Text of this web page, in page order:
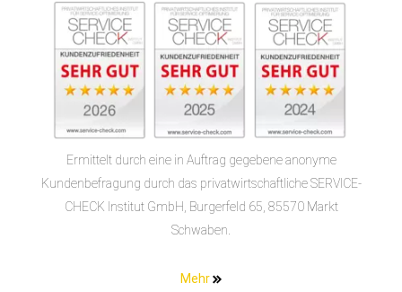
Ermittelt durch eine in Auftrag gegebene anonyme
Kundenbefragung durch das privatwirtschaftliche SERVICE-
CHECK Institut GmbH, Burgerfeld 65, 85570 Markt
Schwaben.
Mehr